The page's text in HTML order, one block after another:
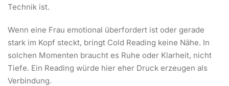
Technik ist.
Wenn eine Frau emotional überfordert ist oder gerade
stark im Kopf steckt, bringt Cold Reading keine Nähe. In
solchen Momenten braucht es Ruhe oder Klarheit, nicht
Tiefe. Ein Reading würde hier eher Druck erzeugen als
Verbindung.